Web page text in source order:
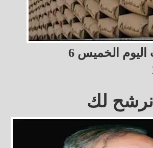
أسعار الأسمنت اليوم الخميس 6
نرشح لك